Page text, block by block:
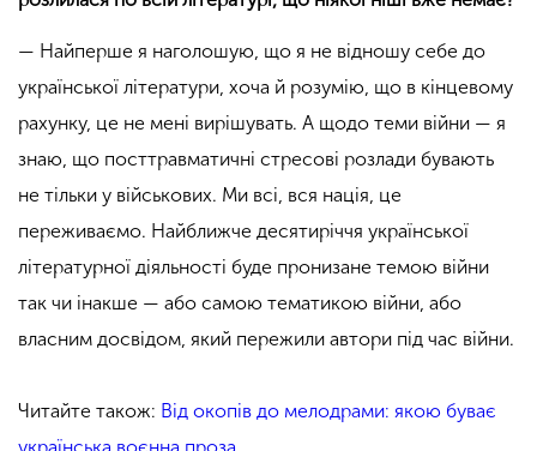
— Найперше я наголошую, що я не відношу себе до
української літератури, хоча й розумію, що в кінцевому
рахунку, це не мені вирішувать. А щодо теми війни — я
знаю, що посттравматичні стресові розлади бувають
не тільки у військових. Ми всі, вся нація, це
переживаємо. Найближче десятиріччя української
літературної діяльності буде пронизане темою війни
так чи інакше — або самою тематикою війни, або
власним досвідом, який пережили автори під час війни.
Читайте також: Від окопів до мелодрами: якою буває